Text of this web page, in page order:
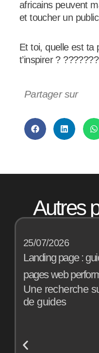
africains peuvent
et toucher un
Et toi, quelle est ta
t’inspirer ?
Partager sur
Autres
25/07/2026
Landing page :
pages web
Une recherche
de guides